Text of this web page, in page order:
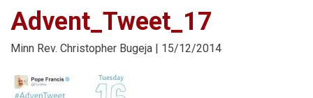
Advent_Tweet_17
Minn Rev. Christopher Bugeja | 15/12/2014